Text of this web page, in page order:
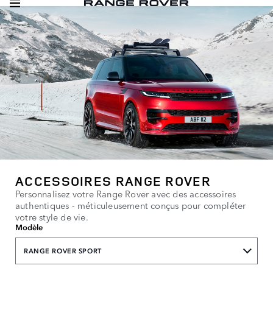
ACCESSOIRES RANGE ROVER
Personnalisez votre Range Rover avec des accessoires
authentiques - méticuleusement conçus pour compléter
votre style de vie.
Modèle
RANGE ROVER SPORT